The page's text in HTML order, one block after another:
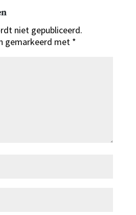
niet gepubliceerd.
gemarkeerd met *